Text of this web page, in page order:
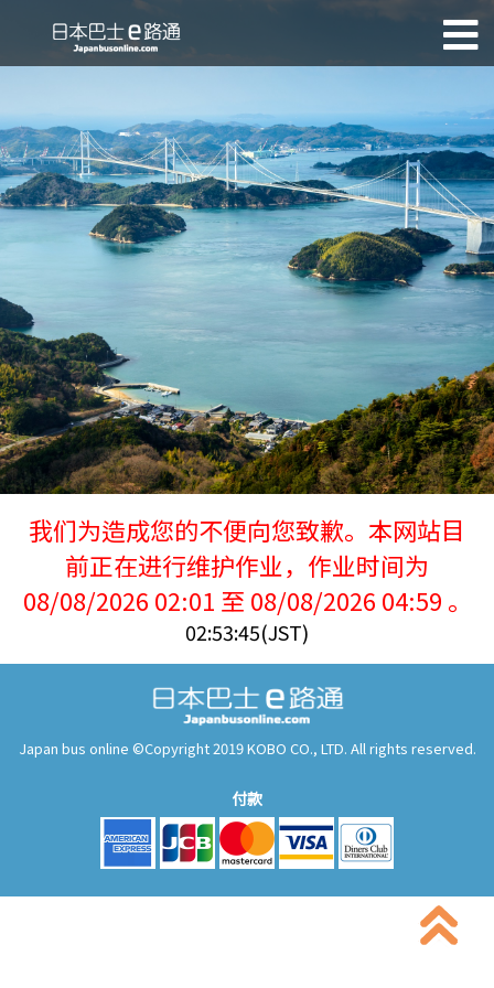
我们为造成您的不便向您致歉。本网站目
前正在进行维护作业，作业时间为
08/08/2026 02:01 至 08/08/2026 04:59 。
02:53:45(JST)
Japan bus online ©Copyright 2019 KOBO CO., LTD. All rights reserved.
付款